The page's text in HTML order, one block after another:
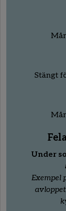
Stängt
Under
Exempel